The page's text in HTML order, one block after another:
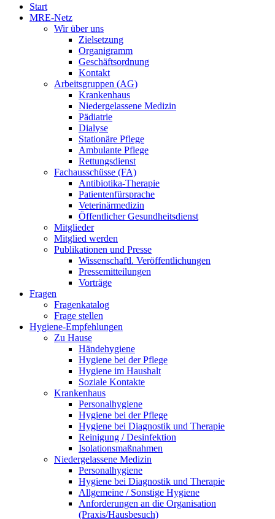
Start
MRE-Netz
Wir über uns
Zielsetzung
Organigramm
Geschäftsordnung
Kontakt
Arbeitsgruppen (AG)
Krankenhaus
Niedergelassene Medizin
Pädiatrie
Dialyse
Stationäre Pflege
Ambulante Pflege
Rettungsdienst
Fachausschüsse (FA)
Antibiotika-Therapie
Patientenfürsprache
Veterinärmedizin
Öffentlicher Gesundheitsdienst
Mitglieder
Mitglied werden
Publikationen und Presse
Wissenschaftl. Veröffentlichungen
Pressemitteilungen
Vorträge
Fragen
Fragenkatalog
Frage stellen
Hygiene-Empfehlungen
Zu Hause
Händehygiene
Hygiene bei der Pflege
Hygiene im Haushalt
Soziale Kontakte
Krankenhaus
Personalhygiene
Hygiene bei der Pflege
Hygiene bei Diagnostik und Therapie
Reinigung / Desinfektion
Isolationsmaßnahmen
Niedergelassene Medizin
Personalhygiene
Hygiene bei Diagnostik und Therapie
Allgemeine / Sonstige Hygiene
Anforderungen an die Organisation
(Praxis/Hausbesuch)